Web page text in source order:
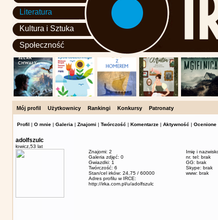
Literatura
Kultura i Sztuka
Społeczność
Mój profil Użytkownicy Rankingi Konkursy Patronaty
Profil | O mnie | Galeria | Znajomi | Twórczość | Komentarze | Aktywność | Ocenione
adolfszulc
łowicz, 53 lat
Znajomi: 2
Galeria zdjęć: 0
Gwiazdki: 1
Twórczość: 6
Stan/cel irków: 24,75 / 60000
Adres profilu w IRCE:
http://irka.com.pl/u/adolfszulc
Imię i
nr. tel: brak
GG: brak
Skype: brak
www: brak